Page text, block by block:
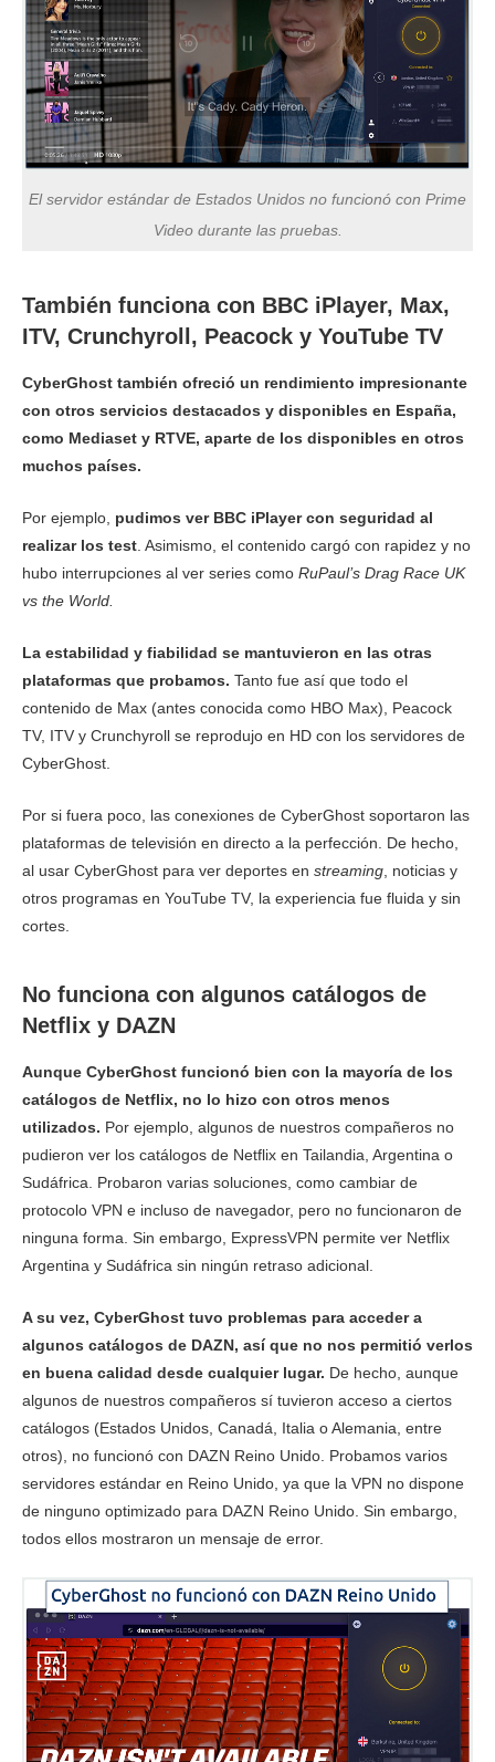
El servidor estándar de Estados Unidos no funcionó con Prime
Video durante las pruebas.
También funciona con BBC iPlayer, Max,
ITV, Crunchyroll, Peacock y YouTube TV
CyberGhost también ofreció un rendimiento impresionante
con otros servicios destacados y disponibles en España,
como Mediaset y RTVE, aparte de los disponibles en otros
muchos países.
Por ejemplo, pudimos ver BBC iPlayer con seguridad al
realizar los test. Asimismo, el contenido cargó con rapidez y no
hubo interrupciones al ver series como RuPaul’s Drag Race UK
vs the World.
La estabilidad y fiabilidad se mantuvieron en las otras
plataformas que probamos. Tanto fue así que todo el
contenido de Max (antes conocida como HBO Max), Peacock
TV, ITV y Crunchyroll se reprodujo en HD con los servidores de
CyberGhost.
Por si fuera poco, las conexiones de CyberGhost soportaron las
plataformas de televisión en directo a la perfección. De hecho,
al usar CyberGhost para ver deportes en streaming, noticias y
otros programas en YouTube TV, la experiencia fue fluida y sin
cortes.
No funciona con algunos catálogos de
Netflix y DAZN
Aunque CyberGhost funcionó bien con la mayoría de los
catálogos de Netflix, no lo hizo con otros menos
utilizados. Por ejemplo, algunos de nuestros compañeros no
pudieron ver los catálogos de Netflix en Tailandia, Argentina o
Sudáfrica. Probaron varias soluciones, como cambiar de
protocolo VPN e incluso de navegador, pero no funcionaron de
ninguna forma. Sin embargo, ExpressVPN permite ver Netflix
Argentina y Sudáfrica sin ningún retraso adicional.
A su vez, CyberGhost tuvo problemas para acceder a
algunos catálogos de DAZN, así que no nos permitió verlos
en buena calidad desde cualquier lugar. De hecho, aunque
algunos de nuestros compañeros sí tuvieron acceso a ciertos
catálogos (Estados Unidos, Canadá, Italia o Alemania, entre
otros), no funcionó con DAZN Reino Unido. Probamos varios
servidores estándar en Reino Unido, ya que la VPN no dispone
de ninguno optimizado para DAZN Reino Unido. Sin embargo,
todos ellos mostraron un mensaje de error.